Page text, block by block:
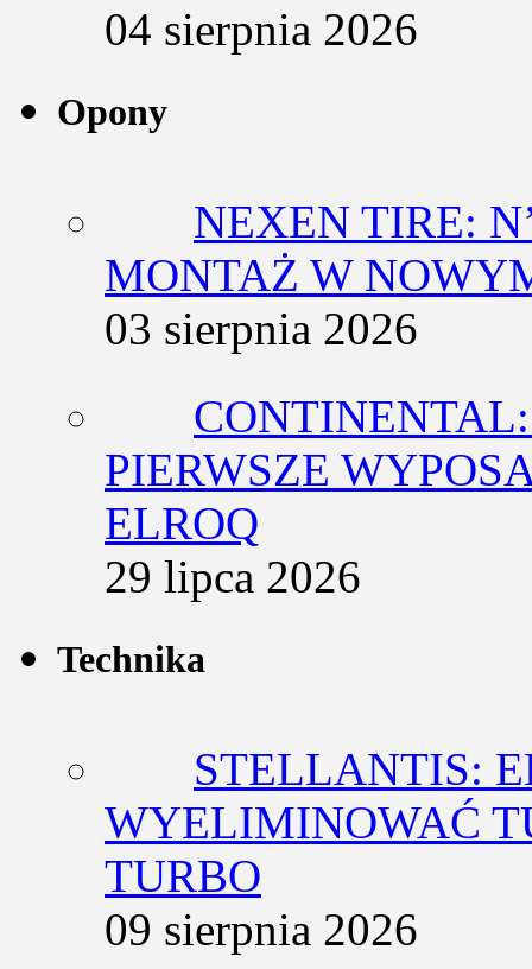
04 sierpnia 2026
Opony
NEXEN TIRE:
MONTAŻ W
03 sierpnia 2026
PIERWSZE
ELROQ
29 lipca 2026
Technika
STELLANTIS:
WYELIMINOWAĆ
TURBO
09 sierpnia 2026